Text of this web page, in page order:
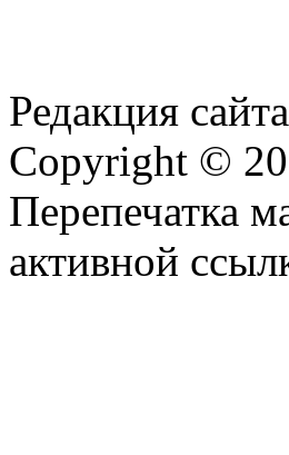
Редакция
Copyright ©
Перепечатка
активной